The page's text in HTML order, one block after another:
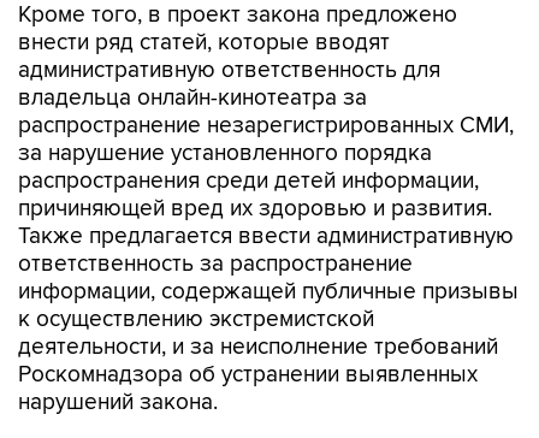
Кроме того, в проект закона предложено
внести ряд статей, которые вводят
административную ответственность для
владельца онлайн-кинотеатра за
распространение незарегистрированных СМИ,
за нарушение установленного порядка
распространения среди детей информации,
причиняющей вред их здоровью и развития.
Также предлагается ввести административную
ответственность за распространение
информации, содержащей публичные призывы
к осуществлению экстремистской
деятельности, и за неисполнение требований
Роскомнадзора об устранении выявленных
нарушений закона.